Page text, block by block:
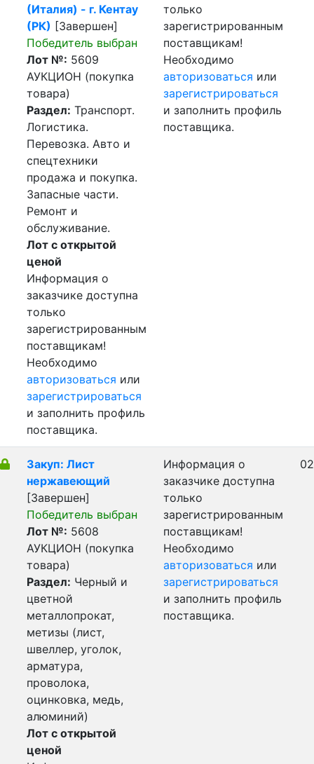
(Италия) - г. Кентау
(РК) [Завершен]
Победитель выбран
Лот №: 5609
АУКЦИОН (покупка
товара)
Раздел: Транспорт.
Логистика.
Перевозка. Авто и
спецтехники
продажа и покупка.
Запасные части.
Ремонт и
обслуживание.
Лот с открытой
ценой
Информация о
заказчике доступна
только
зарегистрированным
поставщикам!
Необходимо
авторизоваться или
зарегистрироваться
и заполнить профиль
поставщика.
только
зарегистрированным
поставщикам!
Необходимо
авторизоваться или
зарегистрироваться
и заполнить профиль
поставщика.
Закуп: Лист
нержавеющий
[Завершен]
Победитель выбран
Лот №: 5608
АУКЦИОН (покупка
товара)
Раздел: Черный и
цветной
металлопрокат,
метизы (лист,
швеллер, уголок,
арматура,
проволока,
оцинковка, медь,
алюминий)
Лот с открытой
ценой
Информация о
заказчике доступна
только
зарегистрированным
поставщикам!
Необходимо
авторизоваться или
зарегистрироваться
и заполнить профиль
поставщика.